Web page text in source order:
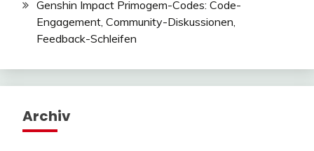
Genshin Impact Primogem-Codes: Code-
Engagement, Community-Diskussionen,
Feedback-Schleifen
Archiv